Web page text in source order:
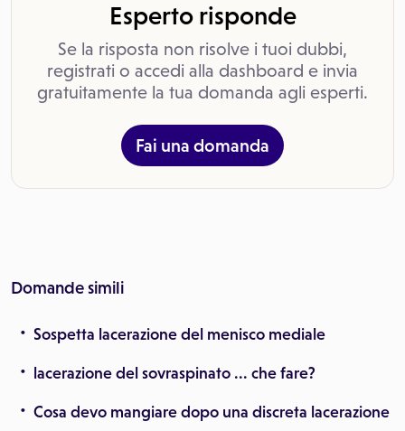
Esperto risponde
Se la risposta non risolve i tuoi dubbi,
registrati o accedi alla dashboard e invia
gratuitamente la tua domanda agli esperti.
Fai una domanda
Domande simili
Sospetta lacerazione del menisco mediale
lacerazione del sovraspinato ... che fare?
Cosa devo mangiare dopo una discreta lacerazione